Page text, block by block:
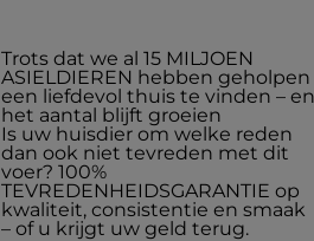
Trots dat we al 15 MILJOEN
ASIELDIEREN hebben geholpen
een liefdevol thuis te vinden – en
het aantal blijft groeien
Is uw huisdier om welke reden
dan ook niet tevreden met dit
voer? 100%
TEVREDENHEIDSGARANTIE op
kwaliteit, consistentie en smaak
– of u krijgt uw geld terug.